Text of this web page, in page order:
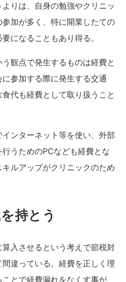
りは、自身の勉強やクリニッ
加が多く、特に開業したての
になることもあり得る。
う観点で発生するものは経費と
参加する際に発生する交通
代も経費として取り扱うこと
ンターネット等を使い、外部
うためのPCなども経費とな
ルアップがクリニックのため
持とう
入させるという考えで節税対
違っている。経費を正しく理
とで経費漏れをなくす事が、